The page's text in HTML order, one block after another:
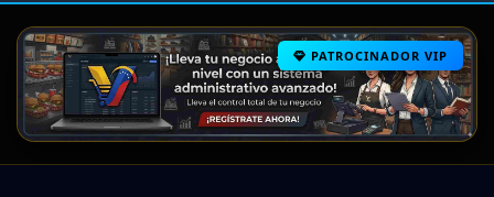
PATROCINADOR VIP